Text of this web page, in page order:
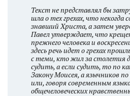
Текст не представлял бы
шла о тех грехах, что некогда
знавший Христа, а затем
Павел утверждает, что
прежнего человека и
здесь речь идет о грехах
с теми, кто жил за столетия
судить, а если судить, то по
Закону Моисея, а язычников
или, говоря современным
общечеловеческих